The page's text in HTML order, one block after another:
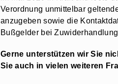
Verordnung unmittelbar
anzugeben sowie die
Bußgelder bei
Gerne unterstützen wir Sie
Sie auch in vielen weiteren